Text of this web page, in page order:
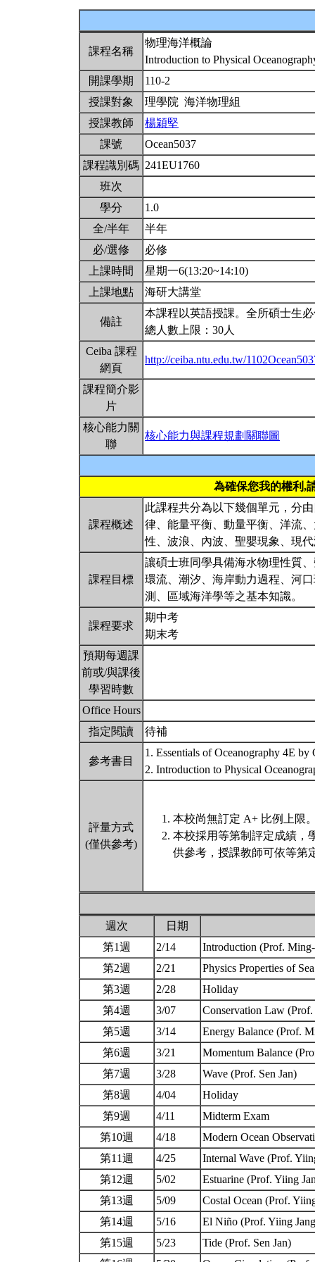
課程名稱
物理海洋概論
Introduction to Physical
開課學期
110-2
授課對象
理學院 海洋物理組
授課教師
楊穎堅
課號
Ocean5037
課程識別碼 241EU1760
班次
學分
1.0
全/半年
半年
必/選修
必修
上課時間
星期一6(13:20~14:10)
上課地點
海研大講堂
備註
本課程以英語授課。全所碩士生
總人數上限：30人
Ceiba 課程
網頁
http://ceiba.ntu.edu.tw/
課程簡介影
片
核心能力關
聯
核心能力與課程規劃關聯圖
為確保您我的權利,
課程概述
此課程共分為以下幾個單元，分
律、能量平衡、動量平衡、洋流
性、波浪、內波、聖嬰現象、現
課程目標
讓碩士班同學具備海水物理性質
環流、潮汐、海岸動力過程、河
測、區域海洋學等之基本知識。
課程要求
期中考
期末考
預期每週課
前或/與課後
學習時數
Office Hours
指定閱讀
待補
參考書目
1. Essentials of Oceanography 4E by
2. Introduction to Physical
評量方式
(僅供參考)
本校尚無訂定 A+ 比例上限
本校採用等第制評定成績，
供參考，授課教師可依等第
週次
日期
第1週
2/14
Introduction (Prof.
第2週
2/21
Physics Properties of
第3週
2/28
Holiday
第4週
3/07
Conservation Law
第5週
3/14
Energy Balance (Prof.
第6週
3/21
Momentum Balance
第7週
3/28
Wave (Prof. Sen Jan)
第8週
4/04
Holiday
第9週
4/11
Midterm Exam
第10週
4/18
Modern Ocean
第11週
4/25
Internal Wave (Prof.
第12週
5/02
Estuarine (Prof. Yiing
第13週
5/09
Costal Ocean (Prof.
第14週
5/16
El Niño (Prof. Yiing
第15週
5/23
Tide (Prof. Sen Jan)